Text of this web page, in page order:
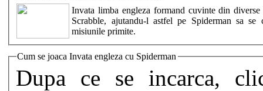
Invata limba engleza formand cuvinte din
Scrabble, ajutandu-l astfel pe Spiderman sa
misiunile primite.
Cum se joaca Invata engleza cu Spiderman
Dupa ce se incarca,